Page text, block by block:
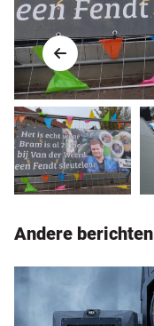
Andere berichten